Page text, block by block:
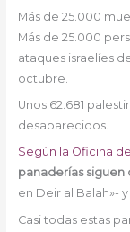
Más de 25.000
Más de 25.000
ataques israelíes
octubre.
Unos 62.681
desaparecidos.
Según la Oficina
panaderías siguen
en Deir al Balah»-
Casi todas estas